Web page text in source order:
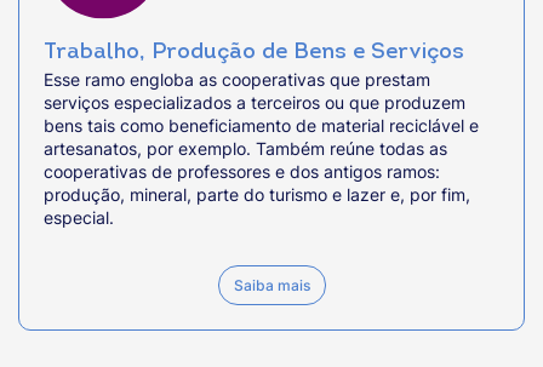
Trabalho, Produção de Bens e Serviços
Esse ramo engloba as cooperativas que prestam
serviços especializados a terceiros ou que produzem
bens tais como beneficiamento de material reciclável e
artesanatos, por exemplo. Também reúne todas as
cooperativas de professores e dos antigos ramos:
produção, mineral, parte do turismo e lazer e, por fim,
especial.
Saiba mais